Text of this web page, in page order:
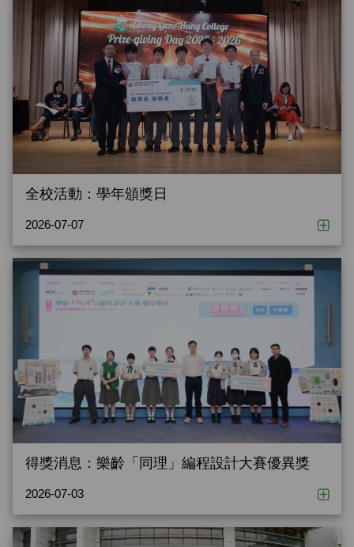
全校活動：學年頒獎日
2026-07-07
得獎消息：樂齡「同理」編程設計大賽優異獎
2026-07-03